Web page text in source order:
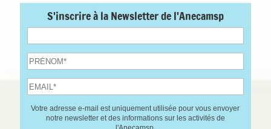
S'inscrire à la Newsletter de l'Anecamsp
Votre adresse e-mail est uniquement utilisée pour vous envoyer
notre newsletter et des informations sur les activités de